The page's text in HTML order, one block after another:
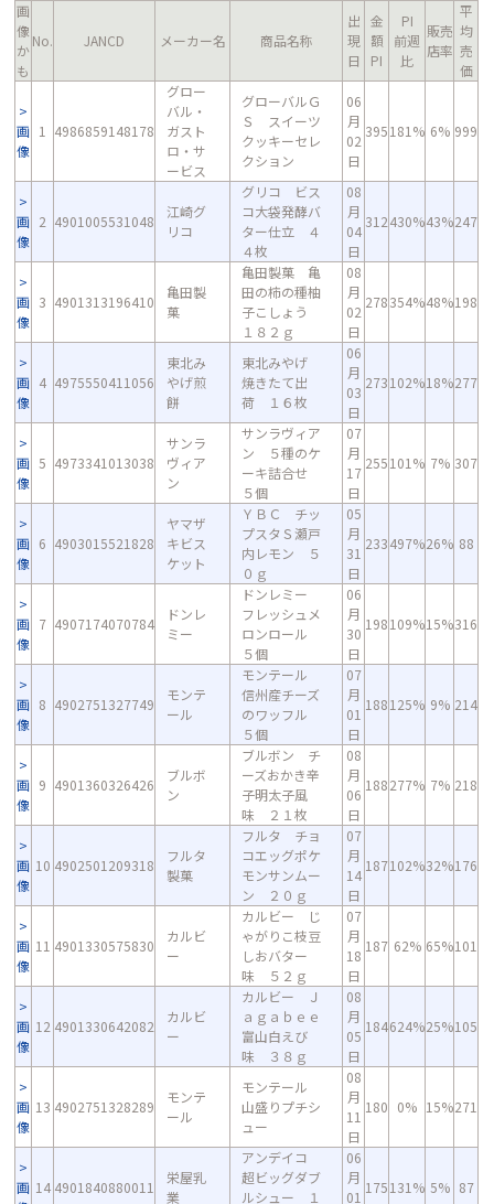
画
像
か
も
No. JANCD メーカー名 商品名称
出
現
日
金
額
PI
PI
前週
比
販売
店率
平
均
売
価
画
像
1 4986859148178
グロー
バル・
ガスト
ロ・サ
ービス
グローバルＧ
Ｓ スイーツ
クッキーセレ
クション
06
月
02
日
395181% 6% 999
画
像
2 4901005531048
江崎グ
リコ
グリコ ビス
コ大袋発酵バ
ター仕立 ４
４枚
08
月
04
日
312430%43%247
画
像
3 4901313196410
亀田製
菓
亀田製菓 亀
田の柿の種柚
子こしょう
１８２ｇ
08
月
02
日
278354%48%198
画
像
4 4975550411056
東北み
やげ煎
餅
東北みやげ
焼きたて出
荷 １６枚
06
月
03
日
273102%18%277
画
像
5 4973341013038
サンラ
ヴィア
ン
サンラヴィア
ン ５種のケ
ーキ詰合せ
５個
07
月
17
日
255101% 7% 307
画
像
6 4903015521828
ヤマザ
キビス
ケット
ＹＢＣ チッ
プスタＳ瀬戸
内レモン ５
０ｇ
05
月
31
日
233497%26% 88
画
像
7 4907174070784
ドンレ
ミー
ドンレミー
フレッシュメ
ロンロール
５個
06
月
30
日
198109%15%316
画
像
8 4902751327749
モンテ
ール
モンテール
信州産チーズ
のワッフル
５個
07
月
01
日
188125% 9% 214
画
像
9 4901360326426
ブルボ
ン
ブルボン チ
ーズおかき辛
子明太子風
味 ２１枚
08
月
06
日
188277% 7% 218
画
像
10 4902501209318
フルタ
製菓
フルタ チョ
コエッグポケ
モンサンムー
ン ２０ｇ
07
月
14
日
187102%32%176
画
像
11 4901330575830
カルビ
ー
カルビー じ
ゃがりこ枝豆
しおバター
味 ５２ｇ
07
月
18
日
187 62% 65%101
画
像
12 4901330642082
カルビ
ー
カルビー Ｊ
ａｇａｂｅｅ
富山白えび
味 ３８ｇ
08
月
05
日
184624%25%105
画
像
13 4902751328289
モンテ
ール
モンテール
山盛りプチシ
ュー
08
月
11
日
180 0% 15%271
画 14 4901840880011
栄屋乳
業
アンデイコ
超ビッグダブ
ルシュー １
06
月
01
175131% 5% 87